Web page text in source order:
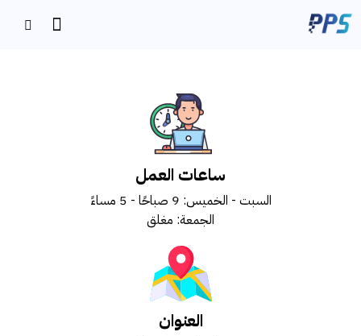
ساعات العمل
السبت - الخميس: 9 صباحًا - 5 مساءً
الجمعة: مغلق
العنوان